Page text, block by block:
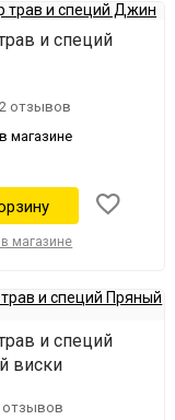
и специй
отзывов
в магазине
магазине
и специй
виски
отзывов